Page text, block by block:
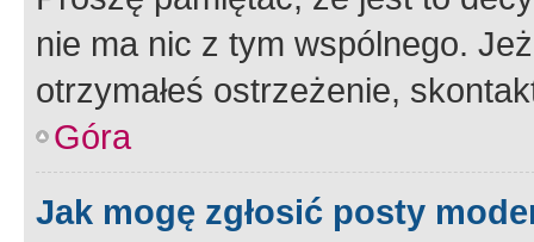
nie ma nic z tym wspólnego.
otrzymałeś ostrzeżenie,
Góra
Jak mogę zgłosić posty